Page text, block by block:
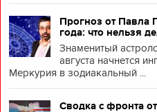
Прогноз от Павла
года: что нельзя
Знаменитый
августа начнется
Меркурия в зодиакальный ...
Сводка с фронта